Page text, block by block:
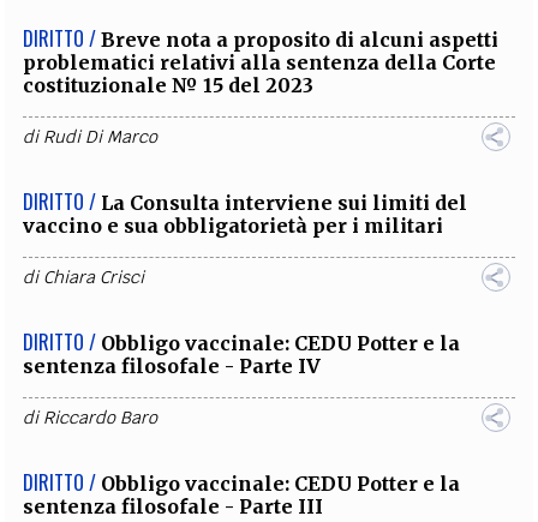
DIRITTO / Breve nota a proposito di alcuni aspetti
problematici relativi alla sentenza della Corte
costituzionale № 15 del 2023
diRudi Di Marco
DIRITTO / La Consulta interviene sui limiti del
vaccino e sua obbligatorietà per i militari
diChiara Crisci
DIRITTO / Obbligo vaccinale: CEDU Potter e la
sentenza filosofale - Parte IV
diRiccardo Baro
DIRITTO / Obbligo vaccinale: CEDU Potter e la
sentenza filosofale - Parte III